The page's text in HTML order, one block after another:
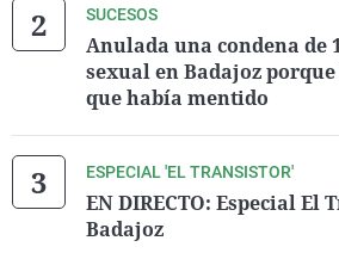
SUCESOS
Anulada una condena de
sexual en Badajoz
que había mentido
ESPECIAL 'EL TRANSISTOR'
EN DIRECTO: Especial El
Badajoz